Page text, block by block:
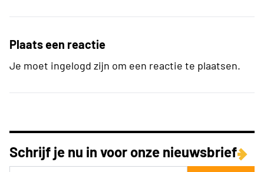
Plaats een reactie
Je moet ingelogd zijn om een reactie te plaatsen.
Schrijf je nu in voor onze nieuwsbrief